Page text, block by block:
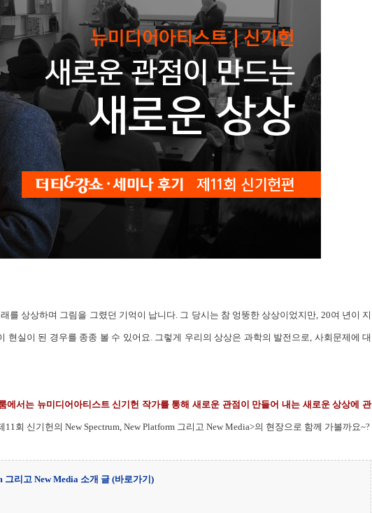
를 상상하며 그림을 그렸던 기억이 납니다. 그 당시는 참 엉뚱한 상상이었지만, 20여 년이 지
현실이 된 경우를 종종 볼 수 있어요. 그렇게 우리의 상상은 과학의 발전으로, 사회문제에 대
에서는 뉴미디어아티스트 신기헌 작가를 통해 새로운 관점이 만들어 내는 새로운 상상에 관
회 신기헌의 New Spectrum, New Platform 그리고 New Media>의 현장으로 함께 가볼까요~?
리고 New Media 소개 글 (바로가기)